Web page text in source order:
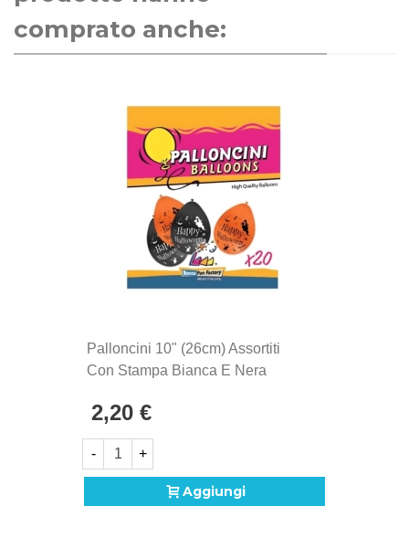
comprato anche:
Palloncini 10" (26cm) Assortiti
Con Stampa Bianca E Nera
2,20 €
- +
Aggiungi